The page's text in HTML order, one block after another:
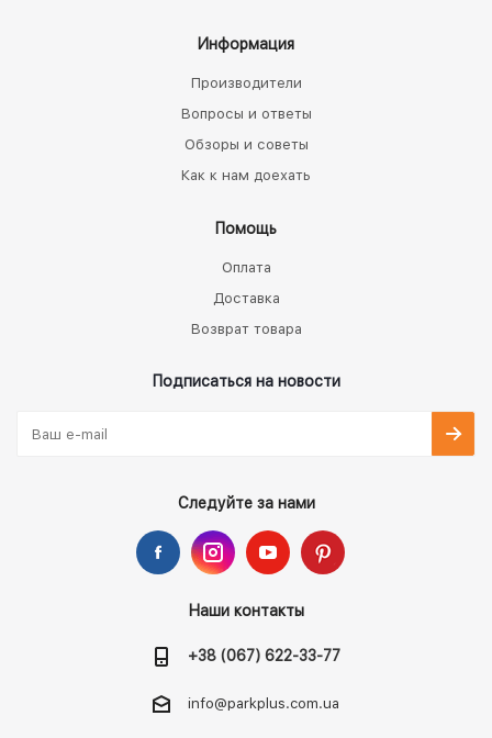
Информация
Производители
Вопросы и ответы
Обзоры и советы
Как к нам доехать
Помощь
Оплата
Доставка
Возврат товара
Подписаться на новости
Следуйте за нами
Наши контакты
+38 (067) 622-33-77
info@parkplus.com.ua